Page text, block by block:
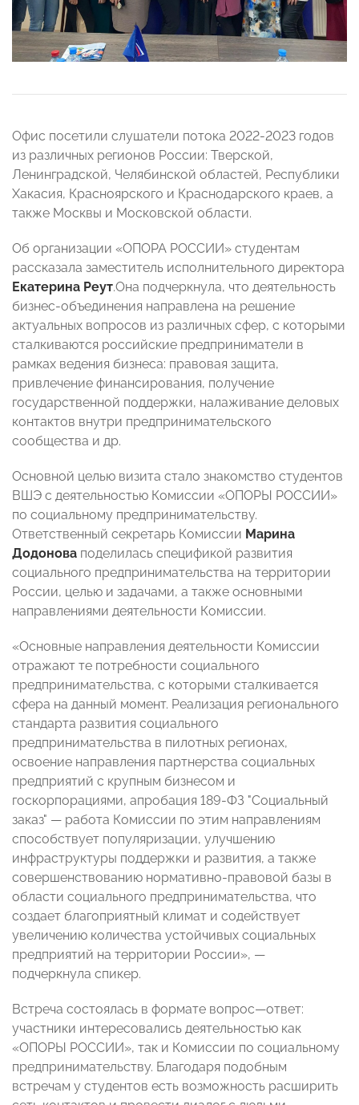
Офис посетили слушатели потока 2022-2023 годов
из различных регионов России: Тверской,
Ленинградской, Челябинской областей, Республики
Хакасия, Красноярского и Краснодарского краев, а
также Москвы и Московской области.
Об организации «ОПОРА РОССИИ» студентам
рассказала заместитель исполнительного директора
Екатерина Реут.Она подчеркнула, что деятельность
бизнес-объединения направлена на решение
актуальных вопросов из различных сфер, с которыми
сталкиваются российские предприниматели в
рамках ведения бизнеса: правовая защита,
привлечение финансирования, получение
государственной поддержки, налаживание деловых
контактов внутри предпринимательского
сообщества и др.
Основной целью визита стало знакомство студентов
ВШЭ с деятельностью Комиссии «ОПОРЫ РОССИИ»
по социальному предпринимательству.
Ответственный секретарь Комиссии Марина
Додонова поделилась спецификой развития
социального предпринимательства на территории
России, целью и задачами, а также основными
направлениями деятельности Комиссии.
«Основные направления деятельности Комиссии
отражают те потребности социального
предпринимательства, с которыми сталкивается
сфера на данный момент. Реализация регионального
стандарта развития социального
предпринимательства в пилотных регионах,
освоение направления партнерства социальных
предприятий с крупным бизнесом и
госкорпорациями, апробация 189-ФЗ "Социальный
заказ" — работа Комиссии по этим направлениям
способствует популяризации, улучшению
инфраструктуры поддержки и развития, а также
совершенствованию нормативно-правовой базы в
области социального предпринимательства, что
создает благоприятный климат и содействует
увеличению количества устойчивых социальных
предприятий на территории России», —
подчеркнула спикер.
Встреча состоялась в формате вопрос—ответ:
участники интересовались деятельностью как
«ОПОРЫ РОССИИ», так и Комиссии по социальному
предпринимательству. Благодаря подобным
встречам у студентов есть возможность расширить